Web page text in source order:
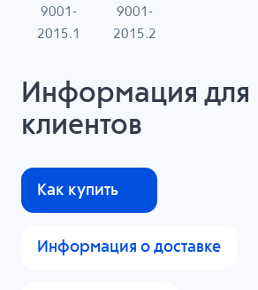
9001-
2015.1
9001-
2015.2
Информация для
клиентов
Как купить
Информация о доставке